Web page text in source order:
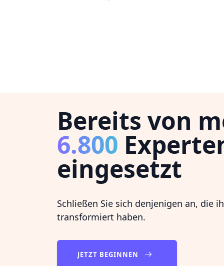
Bereits von
6.800
eingesetzt
Schließen Sie sich denjenigen an, die
transformiert haben.
JETZT BEGINNEN